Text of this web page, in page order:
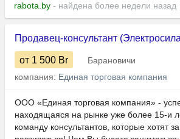
rabota.by - найдена более недели назад
Продавец-консультант
от 1 500 Br
Барановичи
компания: Единая торговая компания
ООО «Единая торговая компания» -
находящаяся на рынке уже более 15-и
команду консультантов, которые хотят